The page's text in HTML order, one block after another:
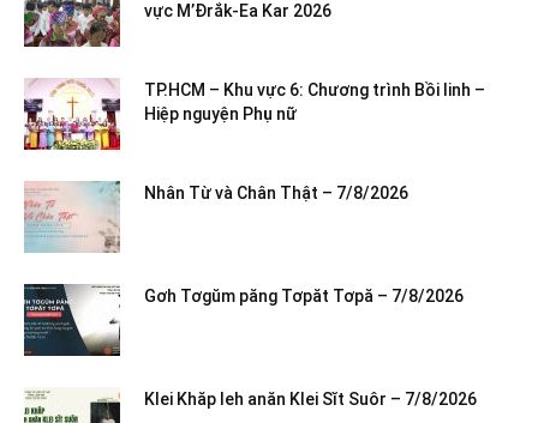
vực M’Đrắk-Ea Kar 2026
TP.HCM – Khu vực 6: Chương trình Bồi linh –
Hiệp nguyện Phụ nữ
Nhân Từ và Chân Thật – 7/8/2026
Gơh Tơgŭm păng Tơpăt Tơpă – 7/8/2026
Klei Khăp leh anăn Klei Sĭt Suôr – 7/8/2026